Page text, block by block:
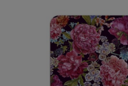
Ramka na zdjęcia 30 x 30 cm
drewna
32,99 zł